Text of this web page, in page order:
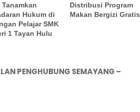
Tanamkan
Hukum di
Pelajar SMK
1 Tayan Hulu
Distribusi Program
Makan Bergizi Gratis
PENGHUBUNG SEMAYANG –